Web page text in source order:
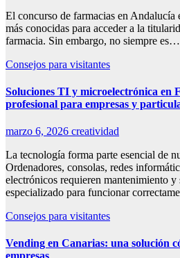
El concurso de farmacias en Andalucía
más conocidas para acceder a la
farmacia. Sin embargo, no siempre es…
Consejos para visitantes
Soluciones TI y microelectrónica en
profesional para empresas y
marzo 6, 2026 creatividad
La tecnología forma parte esencial de
Ordenadores, consolas, redes
electrónicos requieren mantenimiento y
especializado para funcionar
Consejos para visitantes
Vending en Canarias: una solución